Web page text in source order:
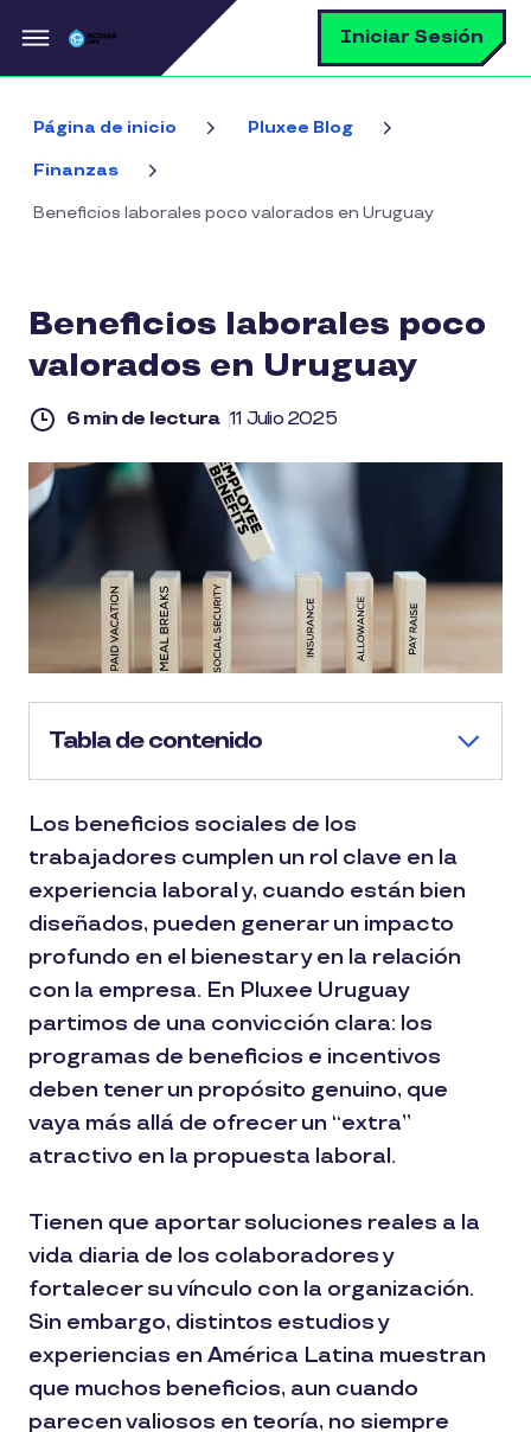
Pasar al contenido principal Iniciar Sesión
Página de inicio Pluxee Blog
Finanzas
Beneficios laborales poco valorados en Uruguay
Beneficios laborales poco
valorados en Uruguay
6 min de lectura 11 Julio 2025
Tabla de contenido
Los beneficios sociales de los
trabajadores cumplen un rol clave en la
experiencia laboral y, cuando están bien
diseñados, pueden generar un impacto
profundo en el bienestar y en la relación
con la empresa. En Pluxee Uruguay
partimos de una convicción clara: los
programas de beneficios e incentivos
deben tener un propósito genuino, que
vaya más allá de ofrecer un “extra”
atractivo en la propuesta laboral.
Tienen que aportar soluciones reales a la
vida diaria de los colaboradores y
fortalecer su vínculo con la organización.
Sin embargo, distintos estudios y
experiencias en América Latina muestran
que muchos beneficios, aun cuando
parecen valiosos en teoría, no siempre